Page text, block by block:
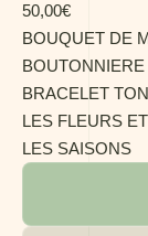
50,00€
BOUQUET DE
BRACELET
LES FLEURS
LES SAISONS